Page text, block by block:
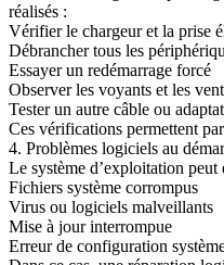
réalisés :
Vérifier le chargeur et la prise
Débrancher tous les
Essayer un redémarrage forcé
Observer les voyants et les
Tester un autre câble ou
Ces vérifications permettent
4. Problèmes logiciels au
Le système d’exploitation peut
Fichiers système corrompus
Virus ou logiciels malveillants
Mise à jour interrompue
Erreur de configuration